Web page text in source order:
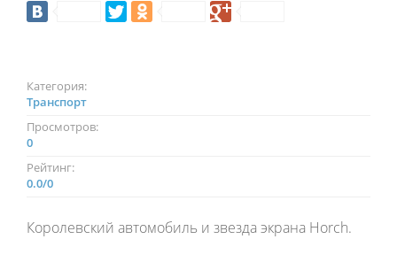
Категория:
Транспорт
Просмотров:
0
Рейтинг:
0.0/0
Королевский автомобиль и звезда экрана Horch.